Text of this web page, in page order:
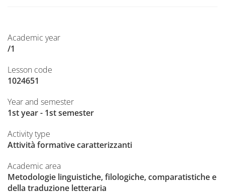
Academic year
/1
Lesson code
1024651
Year and semester
1st year - 1st semester
Activity type
Attività formative caratterizzanti
Academic area
Metodologie linguistiche, filologiche, comparatistiche e
della traduzione letteraria